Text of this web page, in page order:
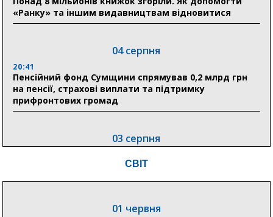
«Ранку» та іншим видавництвам відновитися
04 серпня
20:41
Пенсійний фонд Сумщини спрямував 0,2 млрд грн
на пенсії, страхові виплати та підтримку
прифронтових громад
03 серпня
Романько розширює програму відпочинку дітей із
СВІТ
01 червня